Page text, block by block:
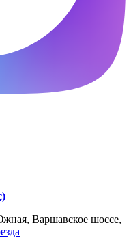
Варшавское шоссе,